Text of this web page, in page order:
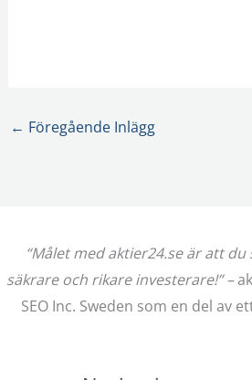
← Föregående Inlägg
“Målet med aktier24.se är att
säkrare och rikare investerare!” –
SEO Inc. Sweden som en del av